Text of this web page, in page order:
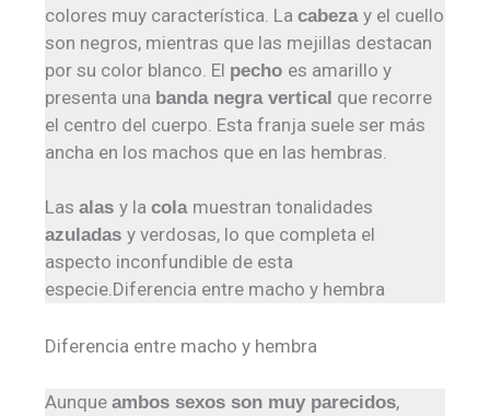
colores muy característica. Lacabezay el cuello
son negros, mientras que las mejillas destacan
por su color blanco. El pecho es amarillo y
presenta una banda negra vertical que recorre
el centro del cuerpo. Esta franja suele ser más
ancha en los machos que en las hembras.
Lasalasy lacola muestran tonalidades
azuladasy verdosas, lo que completa el
aspecto inconfundible de esta
especie.Diferencia entre macho y hembra
Diferencia entre macho y hembra
Aunqueambos sexos son muy parecidos,